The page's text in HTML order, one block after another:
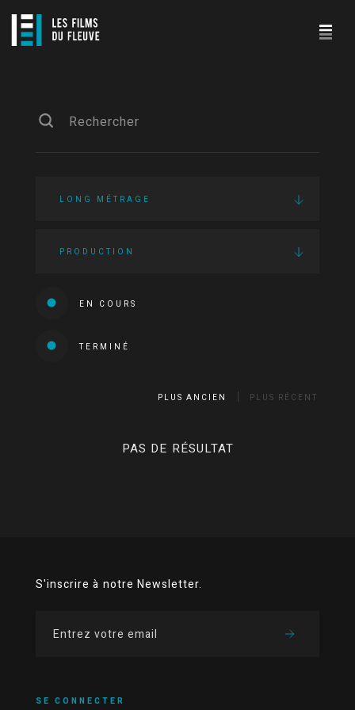
LONG MÉTRAGE
PRODUCTION
EN COURS
TERMINÉ
PLUS ANCIEN PLUS RÉCENT
PAS DE RÉSULTAT
S'inscrire à notre Newsletter.
SE CONNECTER